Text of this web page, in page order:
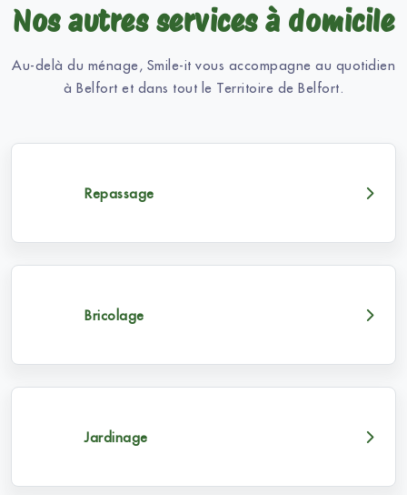
Nos autres services à domicile
Au-delà du ménage, Smile-it vous accompagne au quotidien
à Belfort et dans tout le Territoire de Belfort.
Repassage
Bricolage
Jardinage